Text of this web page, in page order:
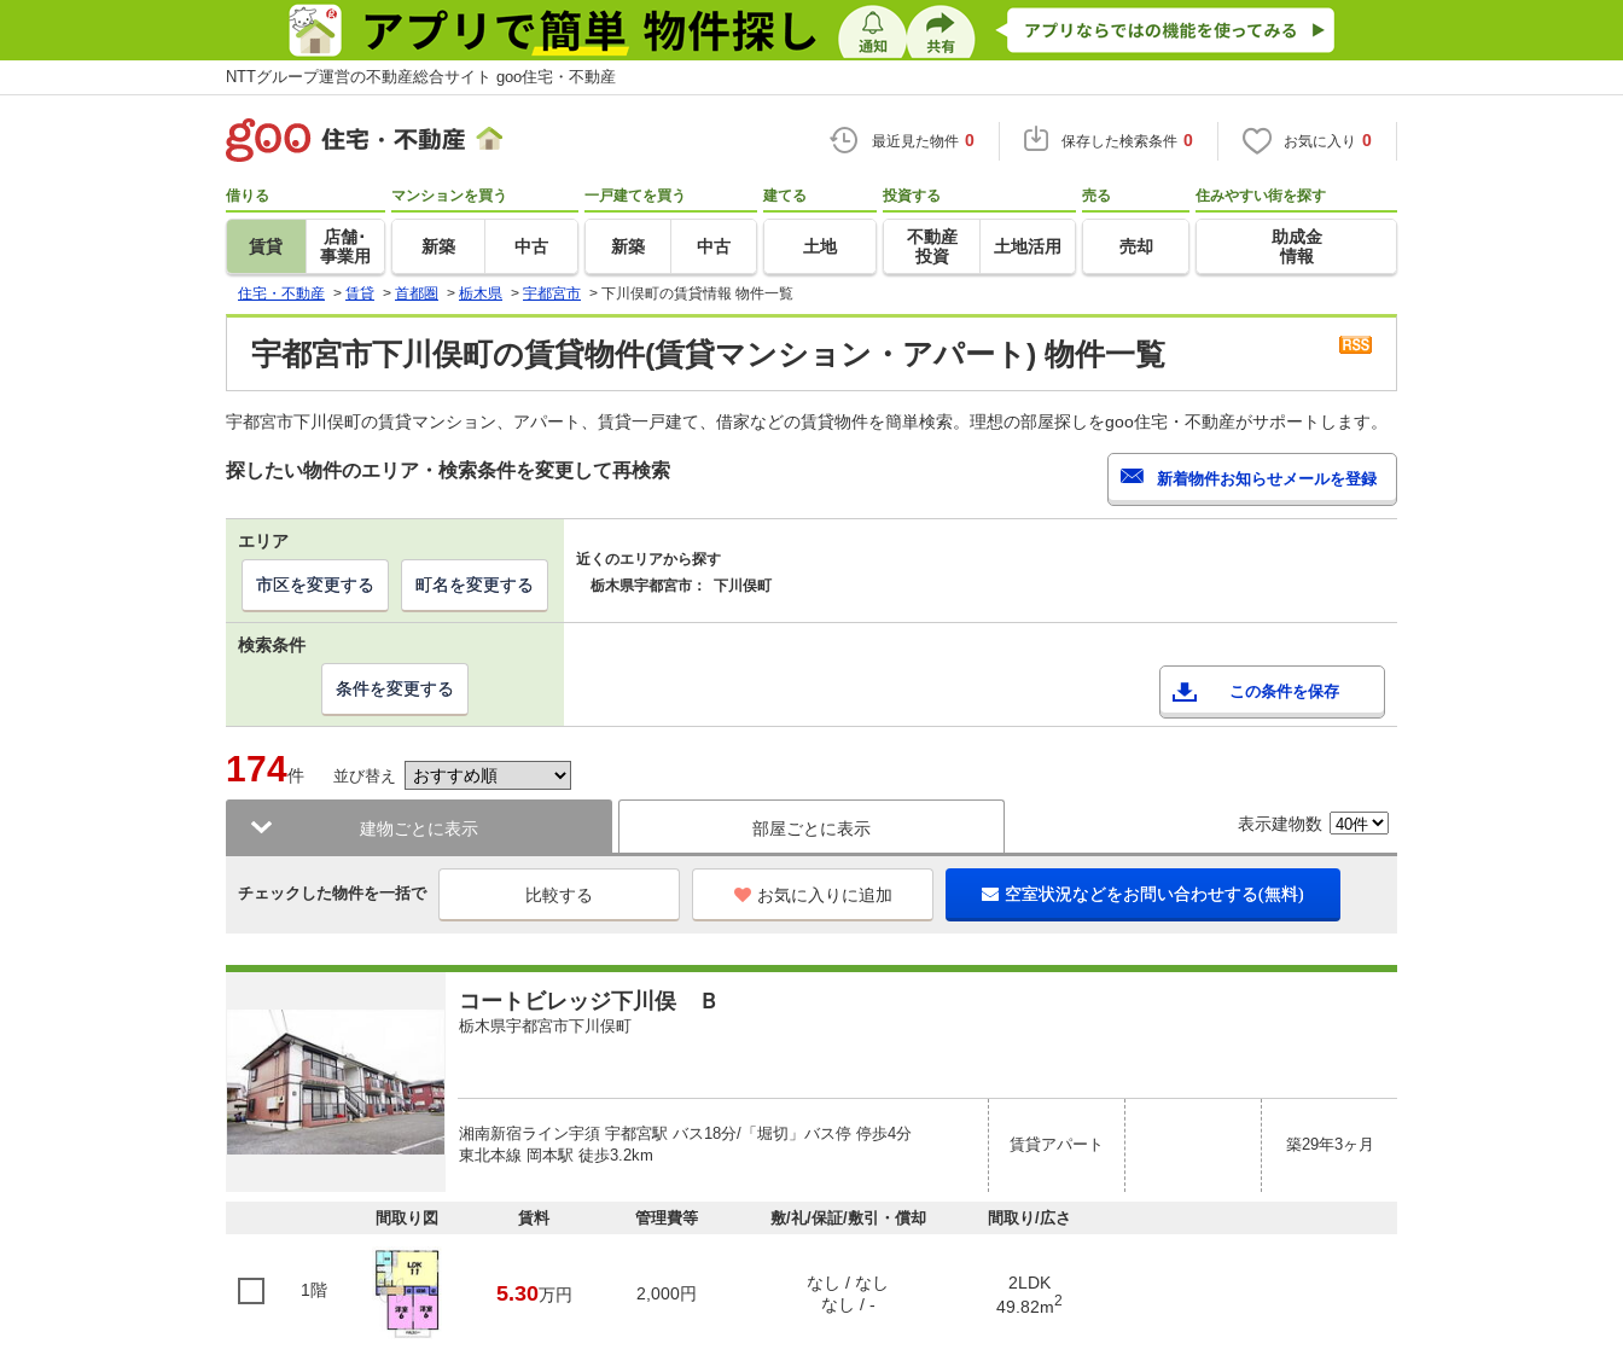
NTTグループ運営の不動産総合サイト goo住宅・不動産
最近見た物件 0 保存した検索条件 0 お気に入り 0
借りる
賃貸
店舗･
事業用
マンションを買う
新築 中古
一戸建てを買う
新築 中古
建てる
土地
投資する
不動産
投資
土地活用
売る
売却
住みやすい街を探す
助成金
情報
住宅・不動産 > 賃貸 > 首都圏 > 栃木県 > 宇都宮市 > 下川俣町の賃貸情報 物件一覧
宇都宮市下川俣町の賃貸物件(賃貸マンション・アパート) 物件一覧
宇都宮市下川俣町の賃貸マンション、アパート、賃貸一戸建て、借家などの賃貸物件を簡単検索。理想の部屋探しをgoo住宅・不動産がサポートします。
探したい物件のエリア・検索条件を変更して再検索
エリア
近くのエリアから探す
栃木県宇都宮市：
下川俣町
市区を変更する 町名を変更する
検索条件
この条件を保存
条件を変更する
174件 並び替え
建物ごとに表示 部屋ごとに表示 表示建物数
チェックした物件を一括で お気に入りに追加 空室状況などをお問い合わせする(無料)
コートビレッジ下川俣 Ｂ
栃木県宇都宮市下川俣町
湘南新宿ライン宇須 宇都宮駅 バス18分/「堀切」バス停 停歩4分
東北本線 岡本駅 徒歩3.2km
賃貸アパート 築29年3ヶ月
間取り図 賃料 管理費等 敷/礼/保証/敷引・償却 間取り/広さ
1階 5.30万円 2,000円
なし / なし
なし / -
2LDK
49.82m2